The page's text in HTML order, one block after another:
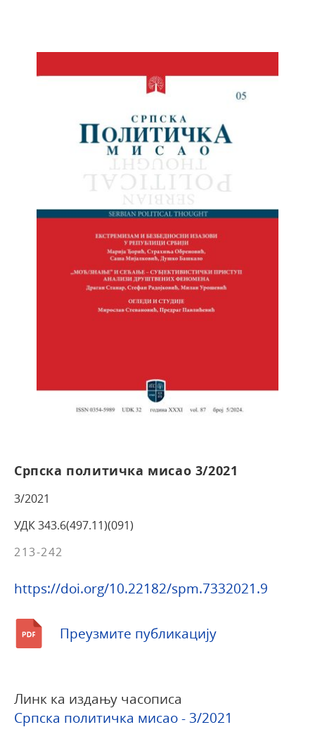
Српска политичка мисао 3/2021
3/2021
УДК 343.6(497.11)(091)
213-242
https://doi.org/10.22182/spm.7332021.9
Преузмите публикацију
Линк ка издању часописа
Српска политичка мисао - 3/2021